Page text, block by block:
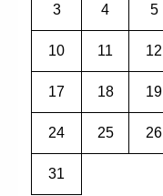
3 4 5
10 11 12
17 18 19
24 25 26
31